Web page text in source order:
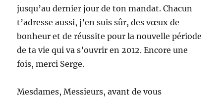
jusqu’au dernier jour de ton mandat. Chacun
t’adresse aussi, j’en suis sûr, des vœux de
bonheur et de réussite pour la nouvelle période
de ta vie qui va s’ouvrir en 2012. Encore une
fois, merci Serge.
Mesdames, Messieurs, avant de vous